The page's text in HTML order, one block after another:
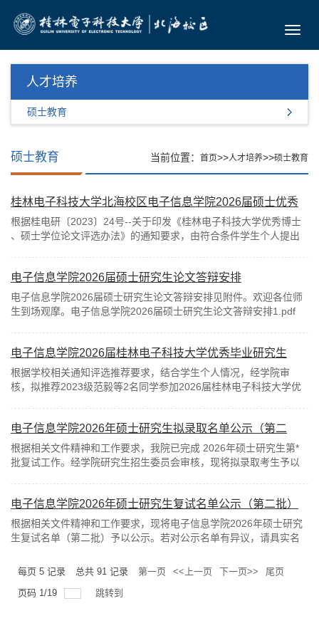
人才培养
硕士教育
硕士教育 当前位置： 首页>>人才培养>>硕士教育
桂林电子科技大学北海校区电子信息学院2026届硕士优秀
学位论文推荐学生名单公示
根据桂电研〔2023〕24号--关于印发《桂林电子科技大学优秀博士
、硕士学位论文评选办法》的通知要求，由符合条件学生个人提出
电子信息学院2026届硕士研究生论文答辩安排
电子信息学院2026届硕士研究生论文答辩安排见附件。欢迎各位师
生到场观摩。电子信息学院2026届硕士研究生论文答辩安排1.pdf
电子信息学院2026届桂林电子科技大学优秀毕业研究生
（优秀毕业研究生干部）推荐名单公示
根据学校相关通知评选推荐要求，结合学生个人情况，经学院审
核，拟推荐2023级范毅等2名同学参加2026届桂林电子科技大学优
电子信息学院2026年硕士研究生拟录取名单公示（第二
批）
根据相关文件精神和工作要求，我院已完成 2026年硕士研究生第*
批复试工作。经学院研究生招生委员会审核，现将拟录取考生予以
电子信息学院2026年硕士研究生复试名单公示（第二批）
根据相关文件精神和工作要求，现将电子信息学院2026年硕士研究
生复试名单（第二批）予以公示。若对公示名单有异议，请具实名
每页 5 记录 总共 91 记录 第一页 <<上一页 下一页>>
尾页
页码 1/19 跳转到